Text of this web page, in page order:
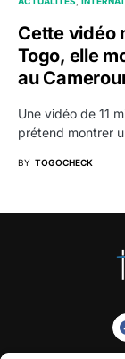
Cette vidéo
Togo, elle
au
Une vidéo de 11
prétend montrer
BY TOGOCHECK